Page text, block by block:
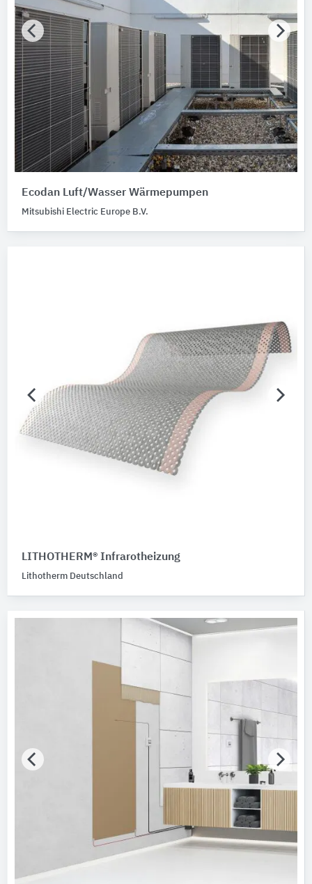
Ecodan Luft/Wasser Wärmepumpen
Mitsubishi Electric Europe B.V.
LITHOTHERM® Infrarotheizung
Lithotherm Deutschland